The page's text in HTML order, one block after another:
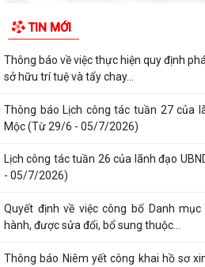
TIN MỚI
tượng bảo trợ xã hội trên địa...
Thông báo về việc thực hiện quy định
sở hữu trí tuệ và tẩy chay...
Thông báo Lịch công tác tuần 27 của
Mộc (Từ 29/6 - 05/7/2026)
Lịch công tác tuần 26 của lãnh đạo
- 05/7/2026)
Quyết định về việc công bố Danh
hành, được sửa đổi, bổ sung thuộc...
Thông báo Niêm yết công khai hồ sơ